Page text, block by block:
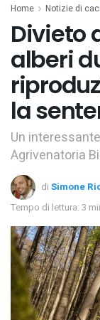
Home Notizie di
Divieto
alberi
la
Un
Agrivenatoria
di Simone
Tempo di lettura: 3